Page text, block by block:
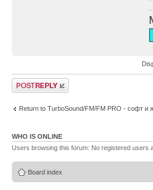
Post a reply
Return to TurboSound/FM/FM PRO - софт и
WHO IS ONLINE
Users browsing this forum: No registered users
Board index